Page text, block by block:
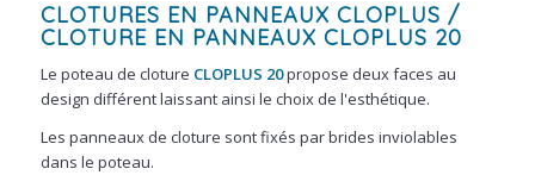
CLOTURES EN PANNEAUX CLOPLUS /
CLOTURE EN PANNEAUX CLOPLUS 20
Le poteau de cloture CLOPLUS 20propose deux faces au
design différent laissant ainsi le choix de l'esthétique.
Les panneaux de cloture sont fixés par brides inviolables
dans le poteau.